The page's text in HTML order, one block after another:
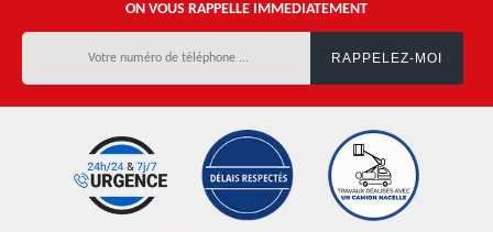
ON VOUS RAPPELLE IMMEDIATEMENT